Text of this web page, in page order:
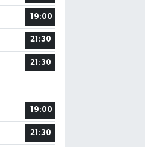
19:00
21:30
21:30
19:00
21:30